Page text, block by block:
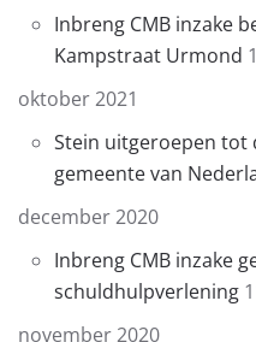
Inbreng CMB inzake
Kampstraat Urmond
oktober 2021
Stein uitgeroepen tot
gemeente van
december 2020
Inbreng CMB inzake
schuldhulpverlening
november 2020